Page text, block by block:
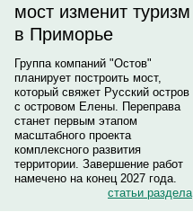
мост изменит туризм
в Приморье
Группа компаний "Остов"
планирует построить мост,
который свяжет Русский остров
с островом Елены. Переправа
станет первым этапом
масштабного проекта
комплексного развития
территории. Завершение работ
намечено на конец 2027 года.
статьи раздела